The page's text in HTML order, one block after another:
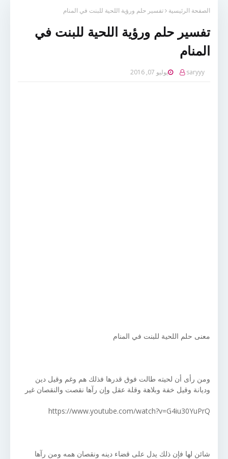
الصفحة الرئيسية تفسير حلم ورؤية اللحية للبنت في المنام
تفسير حلم ورؤية اللحية للبنت في
المنام
saryyy يوليو 07, 2016
معنى حلم اللحية للبنت في المنام
ومن رأى أن لحيته طالت فوق قدرها فذلك هم وغم وقيل دين
وديانة وقيل خفة وبلاهة وقلة عقل وإن رآها نقصت والنقصان غير
https://www.youtube.com/watch?v=G4iu30YuPrQ
شائن لها فإن ذلك يدل على قضاء دينه ونقصان همه ومن رآها